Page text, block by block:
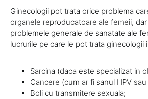
Ginecologii pot trata orice problema
organele reproducatoare ale femeii,
problemele generale de sanatate ale
lucrurile pe care le pot trata ginecologii
Sarcina (daca este specializat in
Cancere (cum ar fi sanul HPV
Boli cu transmitere sexuala;